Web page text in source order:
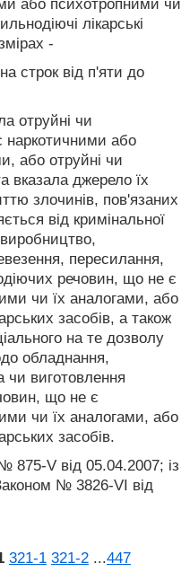
або психотропними чи
лікарські
-
строк від п'яти до
отруйні чи
наркотичними або
або отруйні чи
вказала джерело їх
злочинів, пов'язаних
від кримінальної
виробництво,
пересилання,
речовин, що не є
чи їх аналогами, або
засобів, а також
на те дозволу
обладнання,
чи виготовлення
що не є
чи їх аналогами, або
засобів.
875-V від 05.04.2007; із
№ 3826-VI від
321‑1 321‑2 ...447